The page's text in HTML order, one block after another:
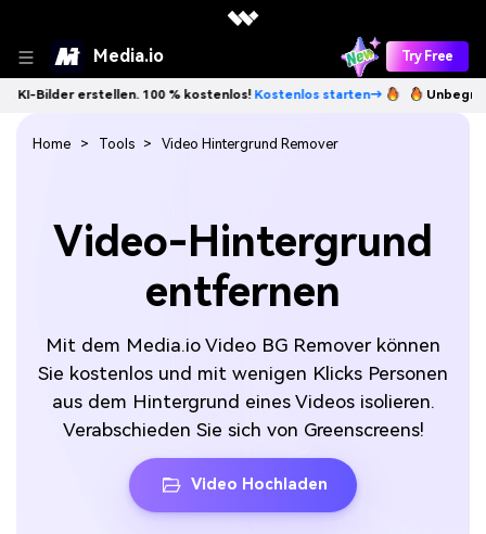
Media.io Try Free
erstellen. 100 % kostenlos!Kostenlos starten→ Unbegrenzt KI-
Video-Hintergrund
entfernen
Mit dem Media.io Video BG Remover können
Sie kostenlos und mit wenigen Klicks Personen
aus dem Hintergrund eines Videos isolieren.
Verabschieden Sie sich von Greenscreens!
Video Hochladen
Home Tools Video Hintergrund Remover